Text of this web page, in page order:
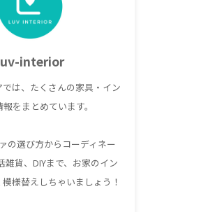
interior
は、たくさんの家具・イン
をまとめています。
の選び方からコーディネー
雑貨、DIYまで、お家のイン
様替えしちゃいましょう！